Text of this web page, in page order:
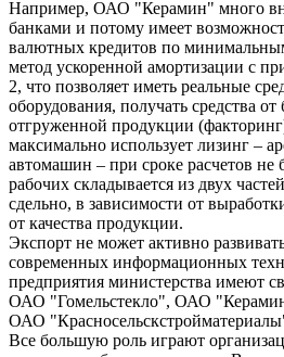
Например, ОАО "Керамин" много
банками и потому имеет
валютных кредитов по
метод ускоренной амортизации с
2, что позволяет иметь реальные
оборудования, получать средства от
отгруженной продукции
максимально использует лизинг –
автомашин – при сроке расчетов не
рабочих складывается из двух
сдельно, в зависимости от
от качества продукции.
Экспорт не может активно
современных информационных
предприятия министерства имеют
ОАО "Гомельстекло", ОАО
ОАО
Все большую роль играют